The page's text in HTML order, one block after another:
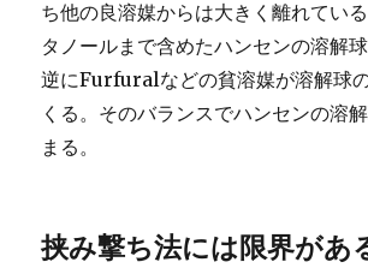
ち他の良溶媒からは大きく離れてい
タノールまで含めたハンセンの溶解球
逆にFurfuralなどの貧溶媒が溶解球
くる。そのバランスでハンセンの溶
まる。
挟み撃ち法には限界があ